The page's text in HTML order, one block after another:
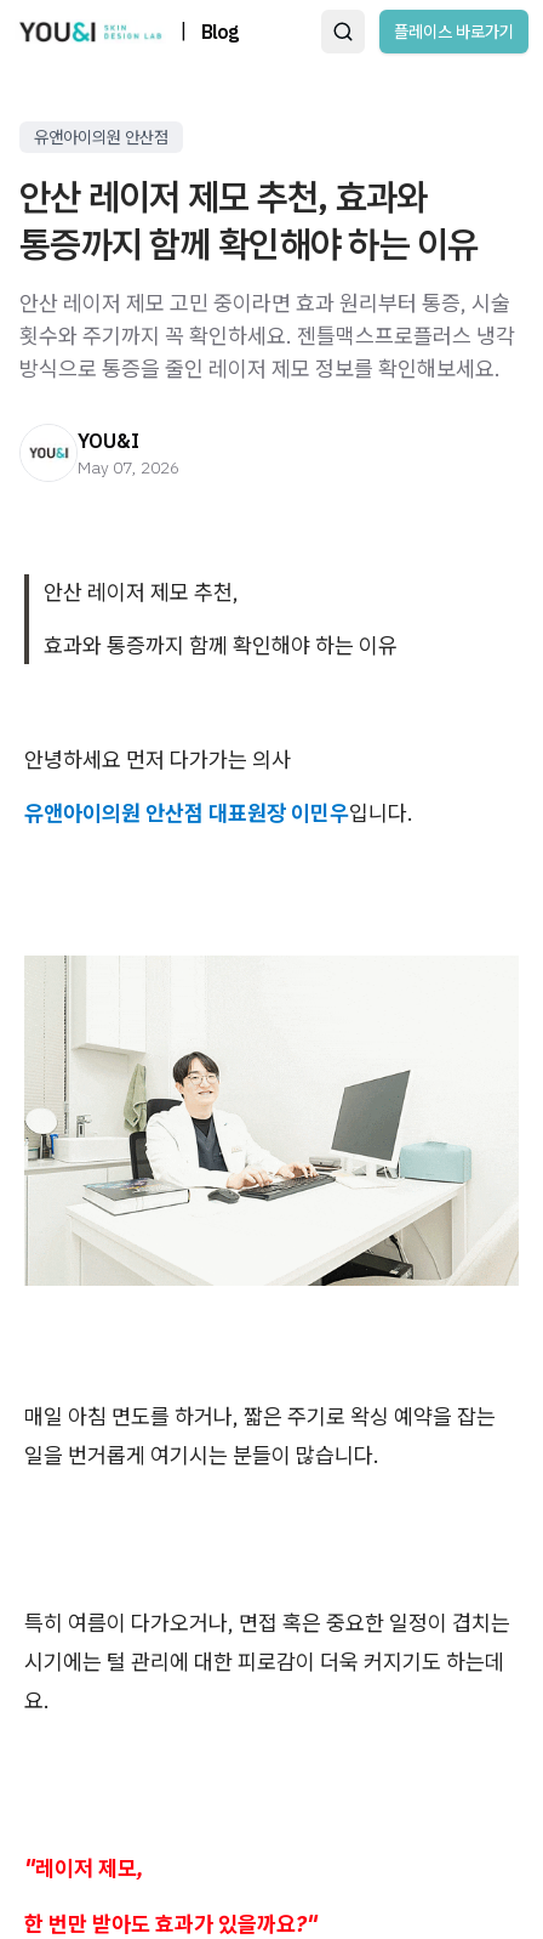
Blog 플레이스 바로가기
유앤아이의원 안산점
안산 레이저 제모 추천, 효과와
통증까지 함께 확인해야 하는 이유
안산 레이저 제모 고민 중이라면 효과 원리부터 통증, 시술
횟수와 주기까지 꼭 확인하세요. 젠틀맥스프로플러스 냉각
방식으로 통증을 줄인 레이저 제모 정보를 확인해보세요.
YOU&I
May 07, 2026
안산 레이저 제모 추천,
효과와 통증까지 함께 확인해야 하는 이유
안녕하세요 먼저 다가가는 의사
유앤아이의원 안산점 대표원장 이민우입니다.
매일 아침 면도를 하거나, 짧은 주기로 왁싱 예약을 잡는
일을 번거롭게 여기시는 분들이 많습니다.
특히 여름이 다가오거나, 면접 혹은 중요한 일정이 겹치는
시기에는 털 관리에 대한 피로감이 더욱 커지기도 하는데
요.
"레이저 제모,
한 번만 받아도 효과가 있을까요?"